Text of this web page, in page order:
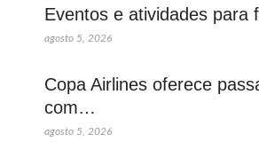
Eventos e atividades para
agosto 5, 2026
Copa Airlines oferece
com…
agosto 5, 2026